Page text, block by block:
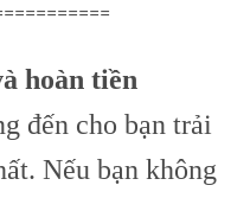
hoàn tiền
đến cho bạn trải
Nếu bạn không